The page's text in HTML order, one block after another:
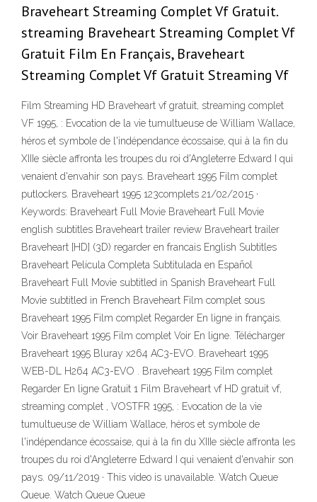
Braveheart Streaming Complet Vf Gratuit.
streaming Braveheart Streaming Complet Vf
Gratuit Film En Français, Braveheart
Streaming Complet Vf Gratuit Streaming Vf
Film Streaming HD Braveheart vf gratuit, streaming complet
VF 1995, : Evocation de la vie tumultueuse de William Wallace,
héros et symbole de l'indépendance écossaise, qui à la fin du
XIIIe siècle affronta les troupes du roi d'Angleterre Edward I qui
venaient d'envahir son pays. Braveheart 1995 Film complet
putlockers. Braveheart 1995 123complets 21/02/2015 ·
Keywords: Braveheart Full Movie Braveheart Full Movie
english subtitles Braveheart trailer review Braveheart trailer
Braveheart [HD] (3D) regarder en francais English Subtitles
Braveheart Película Completa Subtitulada en Español
Braveheart Full Movie subtitled in Spanish Braveheart Full
Movie subtitled in French Braveheart Film complet sous
Braveheart 1995 Film complet Regarder En ligne in français.
Voir Braveheart 1995 Film complet Voir En ligne. Télécharger
Braveheart 1995 Bluray x264 AC3-EVO. Braveheart 1995
WEB-DL H264 AC3-EVO . Braveheart 1995 Film complet
Regarder En ligne Gratuit 1 Film Braveheart vf HD gratuit vf,
streaming complet , VOSTFR 1995, : Evocation de la vie
tumultueuse de William Wallace, héros et symbole de
l'indépendance écossaise, qui à la fin du XIIIe siècle affronta les
troupes du roi d'Angleterre Edward I qui venaient d'envahir son
pays. 09/11/2019 · This video is unavailable. Watch Queue
Queue. Watch Queue Queue